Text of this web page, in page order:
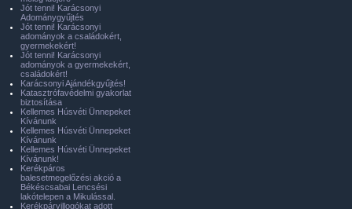
Jót tenni! Karácsonyi
Adománygyűjtés
Jót tenni! Karácsonyi
adományok a családokért,
gyermekekért!
Jót tenni! Karácsonyi
adományok a gyermekekért,
családokért!
Karácsonyi Ajándékgyűjtés!
Katasztrófavédelmi gyakorlat
biztosítása
Kellemes Húsvéti Ünnepeket
Kívánunk
Kellemes Húsvéti Ünnepeket
Kívánunk
Kellemes Húsvéti Ünnepeket
Kívánunk!
Kerékpáros
balesetmegelőzési akció a
Békéscsabai Lencsési
lakótelepen a Mikulással.
Kerékpárvillogókat adott